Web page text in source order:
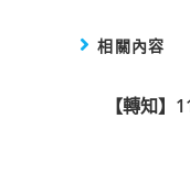
相關內容
【轉知】